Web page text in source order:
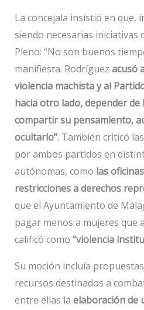
La concejala insistió en que,
siendo necesarias iniciativas
Pleno: “No son buenos
manifiesta. Rodríguez acusó
violencia machista y al
hacia otro lado, depender
compartir su pensamiento,
ocultarlo”. También criticó
por ambos partidos en
autónomas, como las
restricciones a derechos
que el Ayuntamiento de
pagar menos a mujeres que
calificó como “violencia
Su moción incluía
recursos destinados a
entre ellas la elaboración de